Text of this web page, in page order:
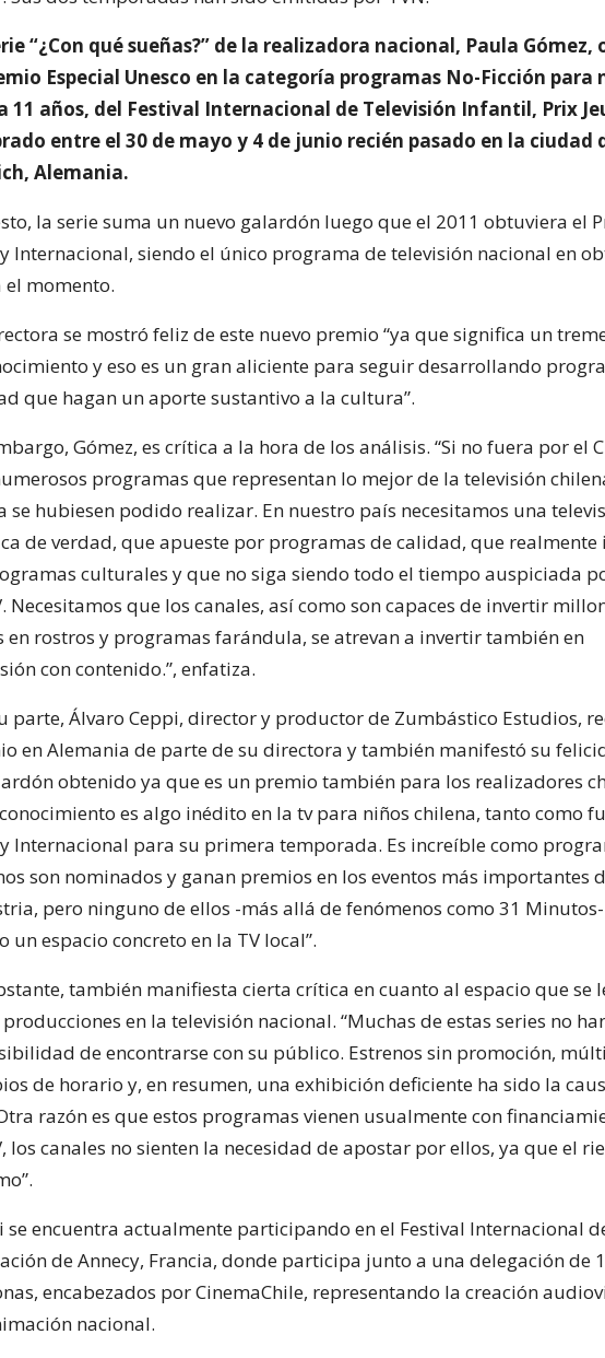
“¿Con qué sueñas?” de la realizadora nacional, Paula Gómez,
Especial Unesco en la categoría programas No-Ficción para
11 años, del Festival Internacional de Televisión Infantil, Prix
entre el 30 de mayo y 4 de junio recién pasado en la ciudad
Alemania.
la serie suma un nuevo galardón luego que el 2011 obtuviera el
Internacional, siendo el único programa de televisión nacional en
el momento.
se mostró feliz de este nuevo premio “ya que significa un
y eso es un gran aliciente para seguir desarrollando
que hagan un aporte sustantivo a la cultura”.
Gómez, es crítica a la hora de los análisis. “Si no fuera por el
programas que representan lo mejor de la televisión
se hubiesen podido realizar. En nuestro país necesitamos una
de verdad, que apueste por programas de calidad, que realmente
culturales y que no siga siendo todo el tiempo auspiciada
Necesitamos que los canales, así como son capaces de invertir
en rostros y programas farándula, se atrevan a invertir también en
con contenido.”, enfatiza.
parte, Álvaro Ceppi, director y productor de Zumbástico Estudios,
en Alemania de parte de su directora y también manifestó su
obtenido ya que es un premio también para los realizadores
es algo inédito en la tv para niños chilena, tanto como
Internacional para su primera temporada. Es increíble como
son nominados y ganan premios en los eventos más importantes
pero ninguno de ellos -más allá de fenómenos como 31
un espacio concreto en la TV local”.
también manifiesta cierta crítica en cuanto al espacio que se
en la televisión nacional. “Muchas de estas series no
de encontrarse con su público. Estrenos sin promoción,
de horario y, en resumen, una exhibición deficiente ha sido la
razón es que estos programas vienen usualmente con
los canales no sienten la necesidad de apostar por ellos, ya que el
se encuentra actualmente participando en el Festival Internacional
de Annecy, Francia, donde participa junto a una delegación de
encabezados por CinemaChile, representando la creación
nacional.